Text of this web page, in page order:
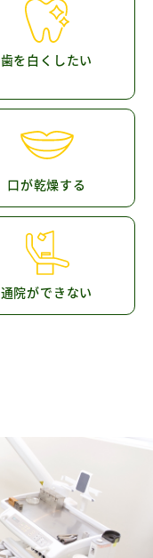
歯を白くしたい
口が乾燥する
通院ができない